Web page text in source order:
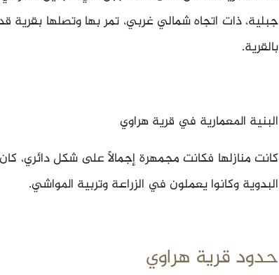
جبلية، ذات اتجاه شمالي غربي، تمر بها وتصلها
بالقرية.
البنية المعمارية في قرية هراوي
كانت منازلها فكانت مجمهرة إجمالاً على شكل دائري،
البدوية وكانوا يعملون في الزراعة وتربية المواشي.
حدود قرية هراوي